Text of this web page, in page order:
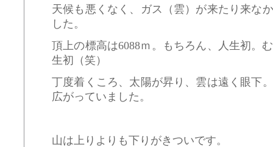
天候も悪くなく、ガス（雲）が来たり来な
した。
頂上の標高は6088ｍ。もちろん、人生初。
生初（笑）
丁度着くころ、太陽が昇り、雲は遠く眼下
広がっていました。
山は上りよりも下りがきついです。